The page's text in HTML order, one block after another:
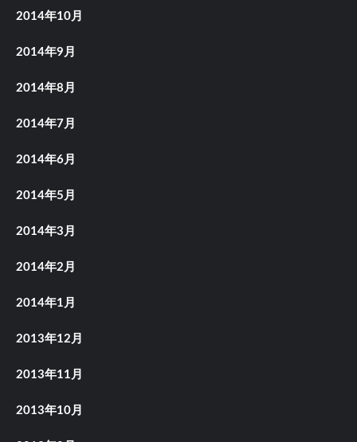
2014年10月
2014年9月
2014年8月
2014年7月
2014年6月
2014年5月
2014年3月
2014年2月
2014年1月
2013年12月
2013年11月
2013年10月